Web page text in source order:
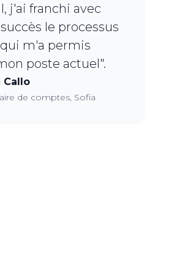
j'ai franchi avec
le processus
m'a permis
poste actuel".
Callo
de comptes, Sofia